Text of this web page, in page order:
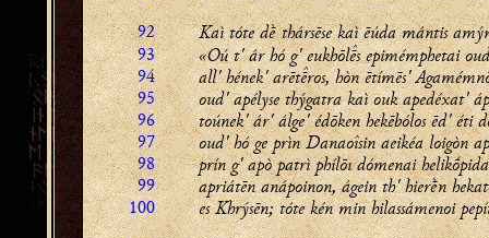
92 Kaì tóte dḕ thársēse kaì ēúda mántis
93 «Oú t' ár hó g' eukhōls epimémphetai
94 all' hének' arētros, hòn ētímēs'
95 oud' apélyse thýgatra kaì ouk apedéxat'
96 toúnek' ár' álge' édōken hekēbólos ēd' éti
97 oud' hó ge prìn Danaoîsin aeikéa loigòn
98 prín g' apò patrì phílōı dómenai
99 apriátēn anápoinon, ágein th' hierḕn
100 es Khrýsēn; tóte kén min hilassámenoi